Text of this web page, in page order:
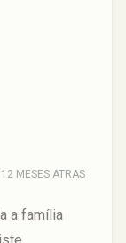
12 MESES ATRAS
a família